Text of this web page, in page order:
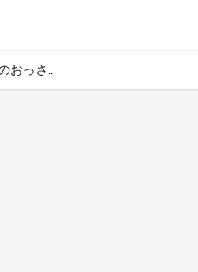
おっさ..